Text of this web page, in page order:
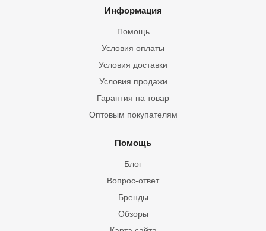
Информация
Помощь
Условия оплаты
Условия доставки
Условия продажи
Гарантия на товар
Оптовым покупателям
Помощь
Блог
Вопрос-ответ
Бренды
Обзоры